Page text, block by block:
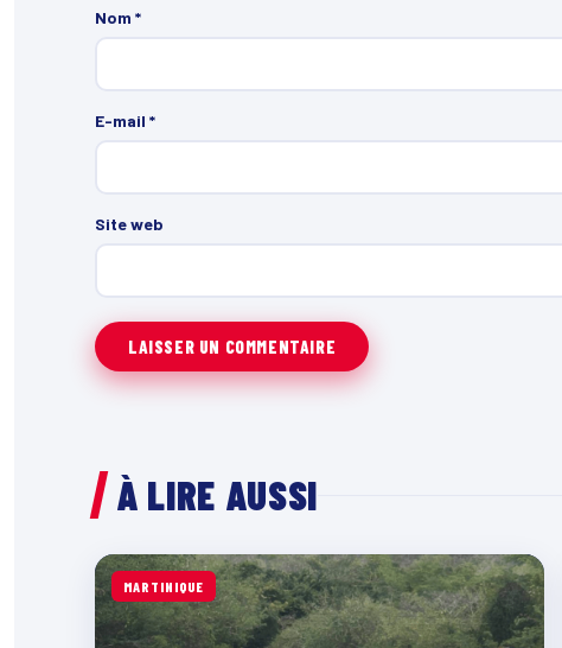
Nom *
E-mail *
Site web
À LIRE AUSSI
MARTINIQUE